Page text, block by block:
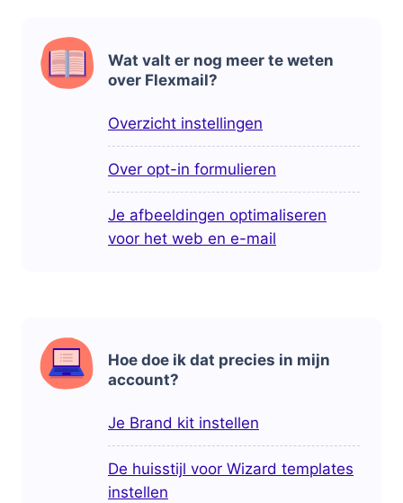
Wat valt er nog meer te weten
over Flexmail?
Overzicht instellingen
Over opt-in formulieren
Je afbeeldingen optimaliseren
voor het web en e-mail
Hoe doe ik dat precies in mijn
account?
Je Brand kit instellen
De huisstijl voor Wizard templates
instellen